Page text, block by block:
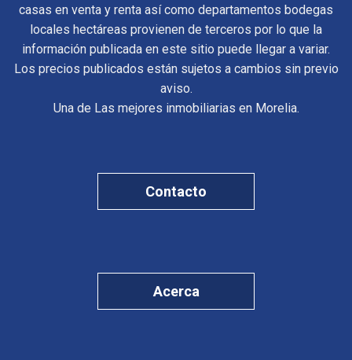
casas en venta y renta así como departamentos bodegas
locales hectáreas provienen de terceros por lo que la
información publicada en este sitio puede llegar a variar.
Los precios publicados están sujetos a cambios sin previo
aviso.
Una de Las mejores inmobiliarias en Morelia.